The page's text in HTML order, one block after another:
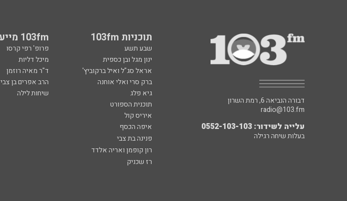
תוכניות 103fm 103fm מייעצים
שבע תשע פרופ' רפי קרסו
ינון מגל ובן כספית
מיכל דליות
אראל סג"ל ואיל ברקוביץ'
ד"ר מאיה רוזמן
ברק סרי ואלי אוחנה
הרב אפרים בן צבי
גיא פלג
שיחות לילה
תוכנית הספורט
איריס קול
איפה הכסף
פנינה בת צבי
רון קופמן ואריה אלדד
רז שכניק
דבורה הנביאה 6, רמת השרון
radio@103.fm
עלייה לשידור: 0552-103-103
בעלות שיחה רגילה